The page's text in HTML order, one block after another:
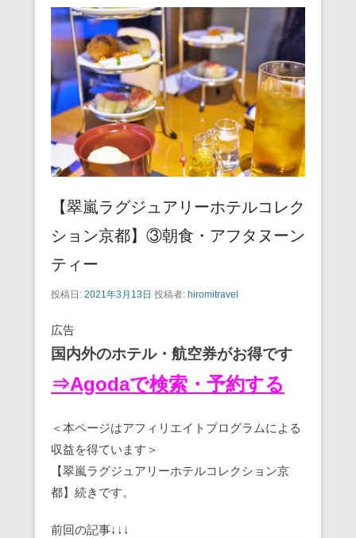
【翠嵐ラグジュアリーホテルコレク
ション京都】③朝食・アフタヌーン
ティー
投稿日: 2021年3月13日 投稿者: hiromitravel
広告
国内外のホテル・航空券がお得です
⇒Agodaで検索・予約する
＜本ページはアフィリエイトプログラムによる
収益を得ています＞
【翠嵐ラグジュアリーホテルコレクション京
都】続きです。
前回の記事↓↓↓